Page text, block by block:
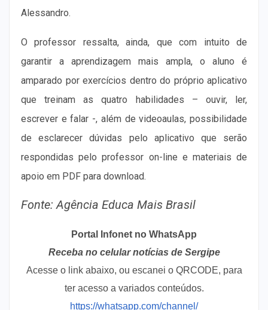
Alessandro.
O professor ressalta, ainda, que com intuito de
garantir a aprendizagem mais ampla, o aluno é
amparado por exercícios dentro do próprio aplicativo
que treinam as quatro habilidades – ouvir, ler,
escrever e falar -, além de videoaulas, possibilidade
de esclarecer dúvidas pelo aplicativo que serão
respondidas pelo professor on-line e materiais de
apoio em PDF para download.
Fonte: Agência Educa Mais Brasil
Portal Infonet no WhatsApp
Receba no celular notícias de Sergipe
Acesse o link abaixo, ou escanei o QRCODE, para
ter acesso a variados conteúdos.
https://whatsapp.com/channel/